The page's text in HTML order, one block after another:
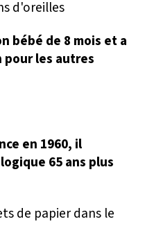
bébé de 8 mois et a
les autres
en 1960, il
65 ans plus